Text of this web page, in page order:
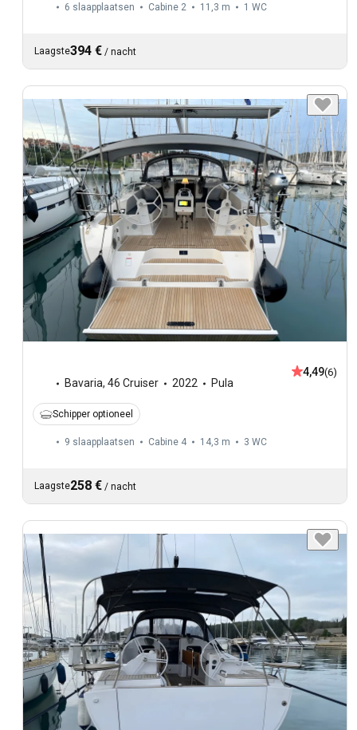
6 slaapplaatsen Cabine 2 11,3 m 1 WC
Laagste394 € / nacht
Bavaria, 46 Cruiser 2022 Pula
4,49(6)
Schipper optioneel
9 slaapplaatsen Cabine 4 14,3 m 3 WC
Laagste258 € / nacht